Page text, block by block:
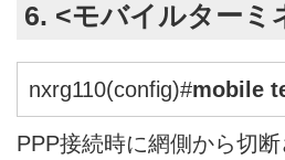
6. <モバイルターミ
nxrg110(config)#mobile
PPP接続時に網側から切